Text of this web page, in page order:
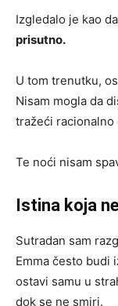
Izgledalo je kao
prisutno.
U tom trenutku,
Nisam mogla da
tražeći racionalno
Te noći nisam
Istina koja
Sutradan sam
Emma često budi
ostavi samu u
dok se ne smiri.